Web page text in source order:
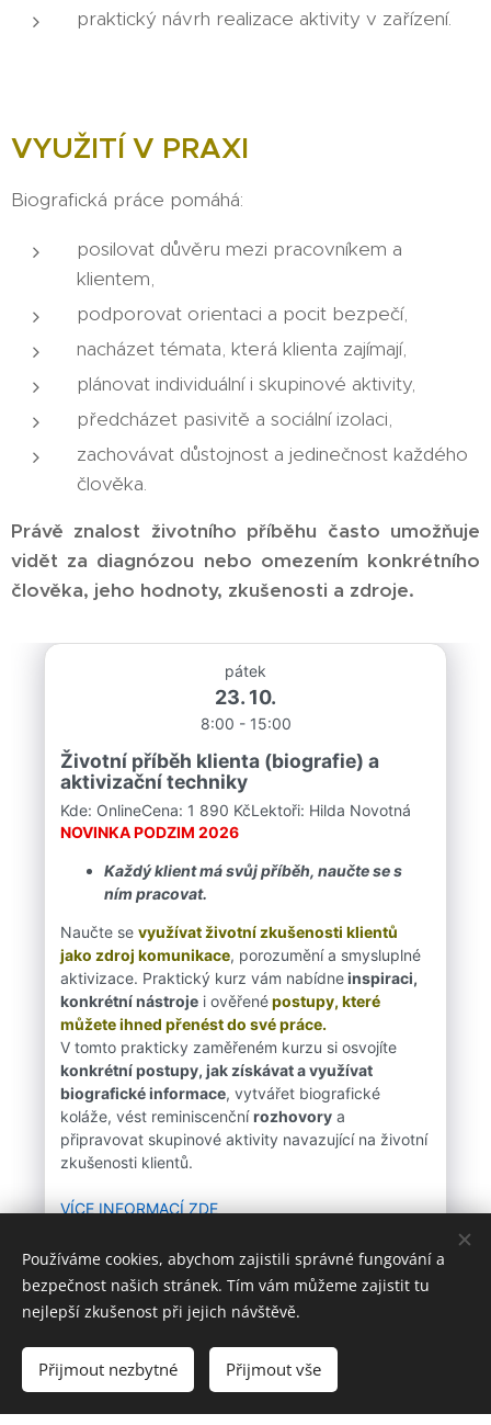
praktický návrh realizace aktivity v zařízení.
VYUŽITÍ V PRAXI
Biografická práce pomáhá:
posilovat důvěru mezi pracovníkem a
klientem,
podporovat orientaci a pocit bezpečí,
nacházet témata, která klienta zajímají,
plánovat individuální i skupinové aktivity,
předcházet pasivitě a sociální izolaci,
zachovávat důstojnost a jedinečnost každého
člověka.
Právě znalost životního příběhu často umožňuje
vidět za diagnózou nebo omezením konkrétního
člověka, jeho hodnoty, zkušenosti a zdroje.
Používáme cookies, abychom zajistili správné fungování a
bezpečnost našich stránek. Tím vám můžeme zajistit tu
nejlepší zkušenost při jejich návštěvě.
Přijmout nezbytné Přijmout vše